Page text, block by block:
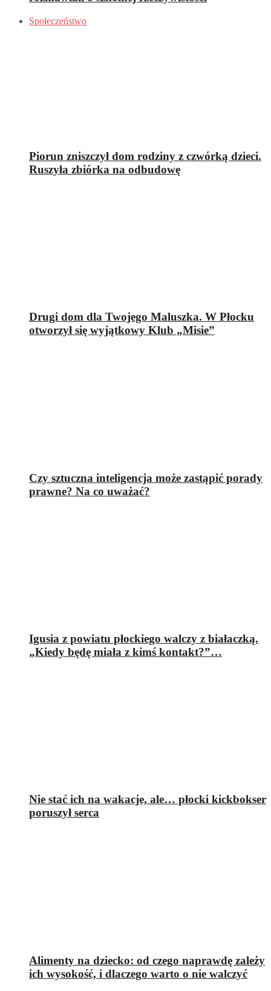
Społeczeństwo
Piorun zniszczył dom rodziny z czwórką dzieci.
Ruszyła zbiórka na odbudowę
Drugi dom dla Twojego Maluszka. W Płocku
otworzył się wyjątkowy Klub „Misie”
Czy sztuczna inteligencja może zastąpić porady
prawne? Na co uważać?
Igusia z powiatu płockiego walczy z białaczką.
„Kiedy będę miała z kimś kontakt?”…
Nie stać ich na wakacje, ale… płocki kickbokser
poruszył serca
Alimenty na dziecko: od czego naprawdę zależy
ich wysokość, i dlaczego warto o nie walczyć